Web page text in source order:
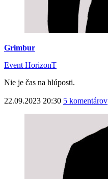
Grimbur
Event HorizonT
Nie je čas na hlúposti.
22.09.2023 20:30 5 komentárov